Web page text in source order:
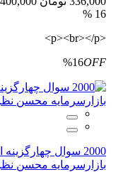
16 %
<p><br></p>
%16OFF
2000 سوال
بازارسرمایه محسن نظری